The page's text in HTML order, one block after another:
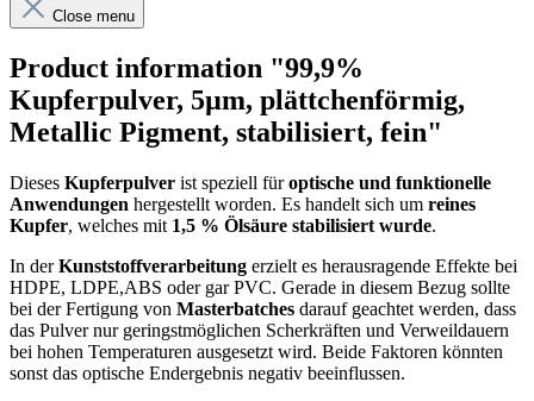
Close menu
Product information "99,9%
Kupferpulver, 5µm, plättchenförmig,
Metallic Pigment, stabilisiert, fein"
Dieses Kupferpulver ist speziell füroptische und funktionelle
Anwendungen hergestellt worden. Es handelt sich um reines
Kupfer, welches mit 1,5 % Ölsäure stabilisiert wurde.
In derKunststoffverarbeitung erzielt es herausragende Effekte bei
HDPE, LDPE,ABS oder gar PVC. Gerade in diesem Bezug sollte
bei der Fertigung von Masterbatches darauf geachtet werden, dass
das Pulver nur geringstmöglichen Scherkräften und Verweildauern
bei hohen Temperaturen ausgesetzt wird. Beide Faktoren könnten
sonst das optische Endergebnis negativ beeinflussen.